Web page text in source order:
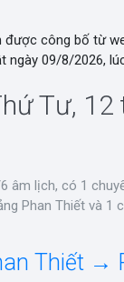
được công bố từ
ngày 09/8/2026,
Tư, 12
âm lịch, có 1
Phan Thiết và 1
Thiết →